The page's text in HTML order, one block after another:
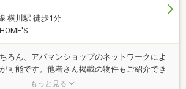
横川駅 徒歩1分
ろん、アパマンショップのネットワークによ
可能です。他者さん掲載の物件もご紹介でき
件がございましたらお気軽にお問合せ下さ
もっと見る